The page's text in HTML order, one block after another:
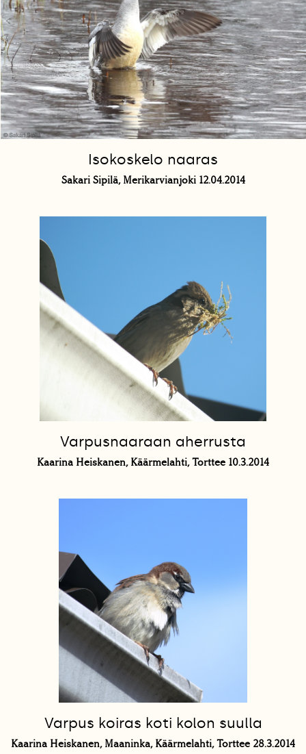
Isokoskelo naaras
Sakari Sipilä, Merikarvianjoki 12.04.2014
Varpusnaaraan aherrusta
Kaarina Heiskanen, Käärmelahti, Torttee 10.3.2014
Varpus koiras koti kolon suulla
Kaarina Heiskanen, Maaninka, Käärmelahti, Torttee 28.3.2014